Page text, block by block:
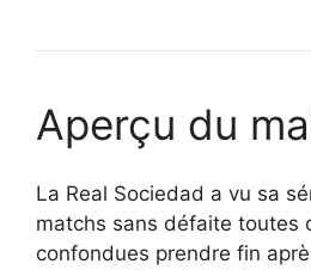
Aperçu du
La Real Sociedad a vu sa
matchs sans défaite toutes
confondues prendre fin